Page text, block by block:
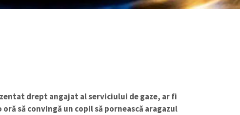
drept angajat al serviciului de gaze, ar fi
să convingă un copil să pornească aragazul